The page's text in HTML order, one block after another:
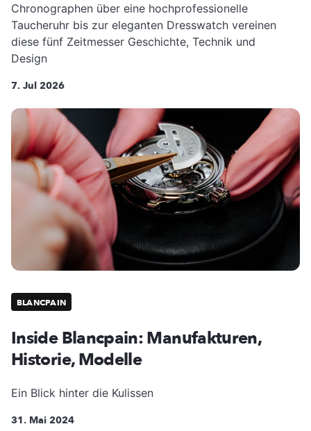
Chronographen über eine hochprofessionelle
Taucheruhr bis zur eleganten Dresswatch vereinen
diese fünf Zeitmesser Geschichte, Technik und
Design
7. Jul 2026
BLANCPAIN
Inside Blancpain: Manufakturen,
Historie, Modelle
Ein Blick hinter die Kulissen
31. Mai 2024